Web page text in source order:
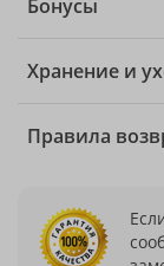
Бонусы
Хранение и
Правила